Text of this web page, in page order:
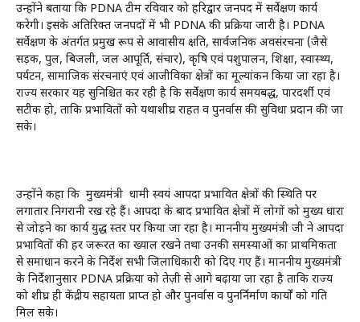
उन्होंने बताया कि PDNA टीम रविवार को हरिद्वार जनपद में सर्वेक्षण कार्य
करेगी। इसके अतिरिक्त जनपदों में भी PDNA की प्रक्रिया जारी है। PDNA
सर्वेक्षण के अंतर्गत प्रमुख रूप से आवासीय क्षति, सार्वजनिक अवसंरचना (जैसे
सड़क, पुल, बिजली, जल आपूर्ति, संचार), कृषि एवं पशुपालन, शिक्षा, स्वास्थ्य,
पर्यटन, सामाजिक संरचनाएं एवं आजीविका क्षेत्रों का मूल्यांकन किया जा रहा है।
राज्य सरकार यह सुनिश्चित कर रही है कि सर्वेक्षण कार्य समयबद्ध, पारदर्शी एवं
सटीक हो, ताकि प्रभावितों को यथाशीघ्र राहत व पुनर्वास की सुविधा प्रदान की जा
सके।
उन्होंने कहा कि मुख्यमंत्री धामी स्वयं आपदा प्रभावित क्षेत्रों की स्थिति पर
लगातार निगरानी रख रहे हैं। आपदा के बाद प्रभावित क्षेत्रों में लोगों को मुख्य धारा
से जोड़ने का कार्य युद्ध स्तर पर किया जा रहा है। माननीय मुख्यमंत्री जी ने आपदा
प्रभावितों की हर जरूरत का ख्याल रखने तथा उनकी समस्याओं का प्राथमिकता
से समाधान करने के निर्देश सभी जिलाधिकारी को दिए गए हैं। माननीय मुख्यमंत्री
के निर्देशानुसार PDNA प्रक्रिया को तेज़ी से आगे बढ़ाया जा रहा है ताकि राज्य
को शीघ्र ही केंद्रीय सहायता प्राप्त हो और पुनर्वास व पुनर्निर्माण कार्यों को गति
मिल सके।